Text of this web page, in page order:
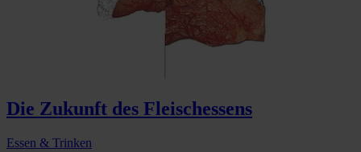
Die Zukunft des Fleischessens
Essen & Trinken